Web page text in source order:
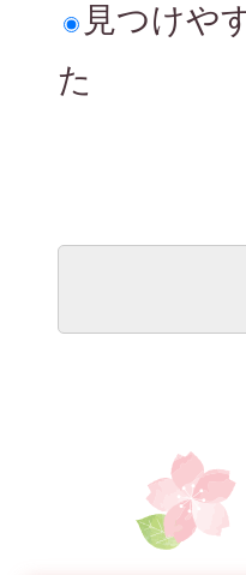
見つけや
た